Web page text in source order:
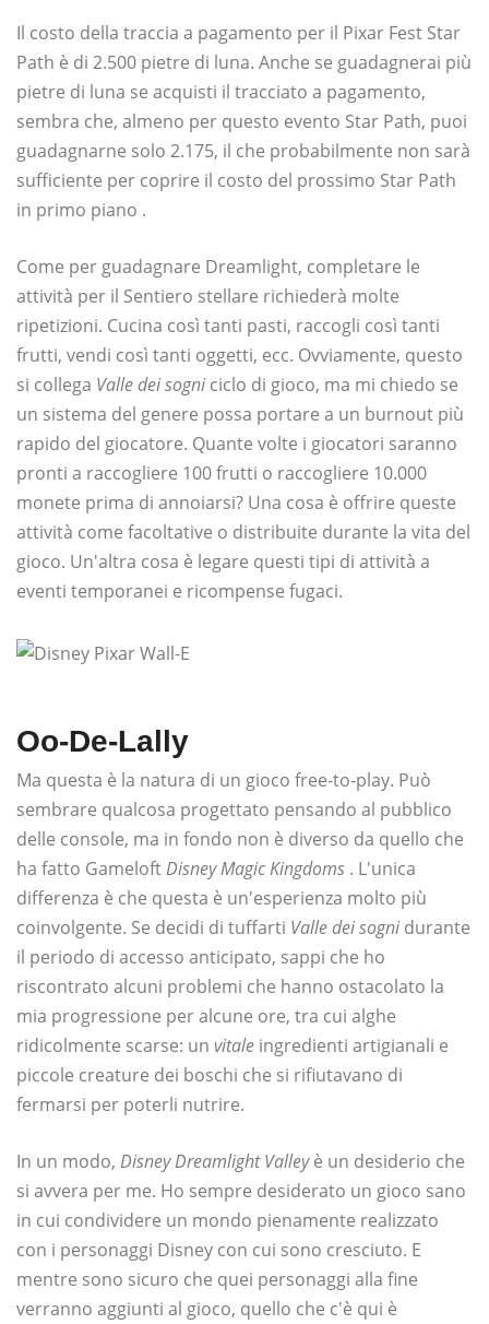
Il costo della traccia a pagamento per il Pixar Fest Star
Path è di 2.500 pietre di luna. Anche se guadagnerai più
pietre di luna se acquisti il ​​tracciato a pagamento,
sembra che, almeno per questo evento Star Path, puoi
guadagnarne solo 2.175, il che probabilmente non sarà
sufficiente per coprire il costo del prossimo Star Path
in primo piano .
Come per guadagnare Dreamlight, completare le
attività per il Sentiero stellare richiederà molte
ripetizioni. Cucina così tanti pasti, raccogli così tanti
frutti, vendi così tanti oggetti, ecc. Ovviamente, questo
si collega Valle dei sogni ciclo di gioco, ma mi chiedo se
un sistema del genere possa portare a un burnout più
rapido del giocatore. Quante volte i giocatori saranno
pronti a raccogliere 100 frutti o raccogliere 10.000
monete prima di annoiarsi? Una cosa è offrire queste
attività come facoltative o distribuite durante la vita del
gioco. Un'altra cosa è legare questi tipi di attività a
eventi temporanei e ricompense fugaci.
Oo-De-Lally
Ma questa è la natura di un gioco free-to-play. Può
sembrare qualcosa progettato pensando al pubblico
delle console, ma in fondo non è diverso da quello che
ha fatto GameloftDisney Magic Kingdoms . L'unica
differenza è che questa è un'esperienza molto più
coinvolgente. Se decidi di tuffarti Valle dei sogni durante
il periodo di accesso anticipato, sappi che ho
riscontrato alcuni problemi che hanno ostacolato la
mia progressione per alcune ore, tra cui alghe
ridicolmente scarse: un vitale ingredienti artigianali e
piccole creature dei boschi che si rifiutavano di
fermarsi per poterli nutrire.
In un modo, Disney Dreamlight Valleyè un desiderio che
si avvera per me. Ho sempre desiderato un gioco sano
in cui condividere un mondo pienamente realizzato
con i personaggi Disney con cui sono cresciuto. E
mentre sono sicuro che quei personaggi alla fine
verranno aggiunti al gioco, quello che c'è qui è